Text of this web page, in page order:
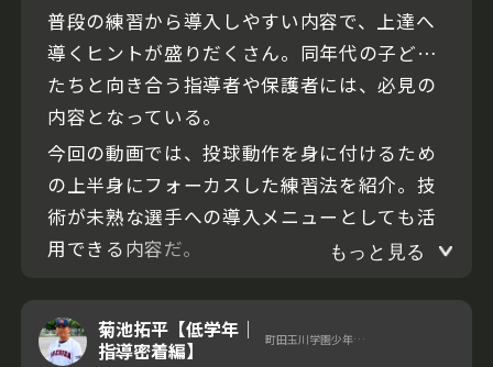
普段の練習から導入しやすい内容で、上達へ
導くヒントが盛りだくさん。同年代の子ども
たちと向き合う指導者や保護者には、必見の
内容となっている。
今回の動画では、投球動作を身に付けるため
の上半身にフォーカスした練習法を紹介。技
術が未熟な選手への導入メニューとしても活
用できる内容だ。
もっと見る
菊池拓平【低学年｜
指導密着編】
町田玉川学園少年野球クラブ 代表